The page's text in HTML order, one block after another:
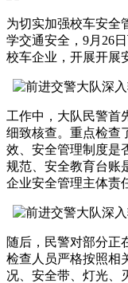
为切实加强校车安全
学交通安全，9月26
校车企业，开展开展
工作中，大队民警首
细致核查。重点检查
效、安全管理制度是
规范、安全教育台账
企业安全管理主体责
随后，民警对部分正
检查人员严格按照相
况、安全带、灯光、